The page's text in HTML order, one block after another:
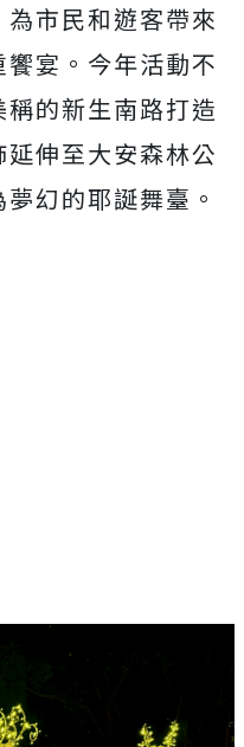
市民和遊客帶來
宴。今年活動不
的新生南路打造
伸至大安森林公
幻的耶誕舞臺。